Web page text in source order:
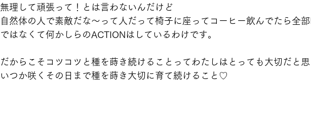
無理して頑張って！とは言わないんだけど
自然体の人で素敵だな〜って人だって椅子に座ってコーヒー飲んでたら全
ではなくて何かしらのACTIONはしているわけです。
だからこそコツコツと種を蒔き続けることってわたしはとっても大切だと
いつか咲くその日まで種を蒔き大切に育て続けること♡